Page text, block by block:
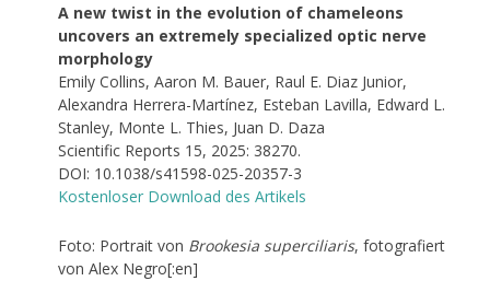
A new twist in the evolution of chameleons
uncovers an extremely specialized optic nerve
morphology
Emily Collins, Aaron M. Bauer, Raul E. Diaz Junior,
Alexandra Herrera-Martínez, Esteban Lavilla, Edward L.
Stanley, Monte L. Thies, Juan D. Daza
Scientific Reports 15, 2025: 38270.
DOI: 10.1038/s41598-025-20357-3
Kostenloser Download des Artikels
Foto: Portrait von Brookesia superciliaris, fotografiert
von Alex Negro[:en]